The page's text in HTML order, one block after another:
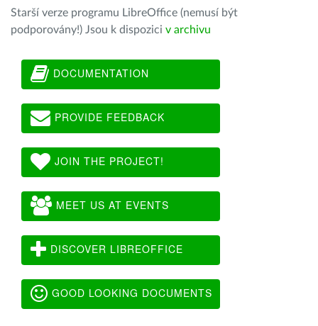
Starší verze programu LibreOffice (nemusí být
podporovány!) Jsou k dispozici v archivu
DOCUMENTATION
PROVIDE FEEDBACK
JOIN THE PROJECT!
MEET US AT EVENTS
DISCOVER LIBREOFFICE
GOOD LOOKING DOCUMENTS